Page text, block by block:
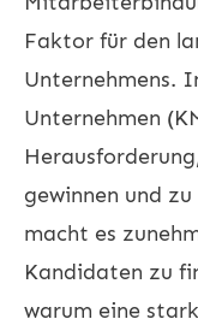
Faktor für den
Unternehmens.
Unternehmen
gewinnen und
macht es
Kandidaten zu
warum eine